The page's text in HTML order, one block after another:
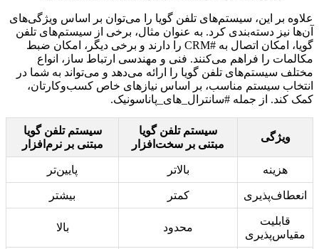
علاوه بر این، سیستم‌های تلفن گویا را می‌توان بر اساس ویژگی‌های
آن‌ها نیز دسته‌بندی کرد. به عنوان مثال، برخی از سیستم‌های تلفن
گویا، امکان اتصال به #CRM را دارند و برخی دیگر، امکان ضبط
مکالمات را فراهم می‌کنند. فنی و مهندسی ارتباط ساز، انواع
مختلف سیستم‌های تلفن گویا را ارائه می‌دهد و می‌تواند به شما در
انتخاب سیستم مناسب، بر اساس نیازهای خاص کسب‌وکارتان،
کمک کند. از جمله #سانترال_های_پاناسونیک.
ویژگی
سیستم تلفن گویا
مبتنی بر سخت‌افزار
سیستم تلفن گویا
مبتنی بر نرم‌افزار
هزینه بالاتر پایین‌تر
انعطاف‌پذیری کمتر بیشتر
قابلیت
مقیاس‌پذیری
محدود بالا